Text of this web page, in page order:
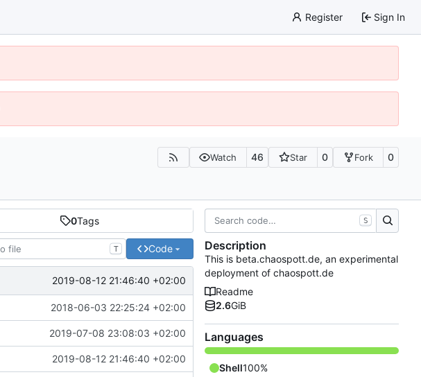
Register Sign In
Watch 46 Star 0 Fork 0
0Tags
T Code
2019-08-12 21:46:40 +02:00
2018-06-03 22:25:24 +02:00
2019-07-08 23:08:03 +02:00
2019-08-12 21:46:40 +02:00
S
Description
This is beta.chaospott.de, an experimental
deployment of chaospott.de
Readme
2.6GiB
Languages
Shell100%